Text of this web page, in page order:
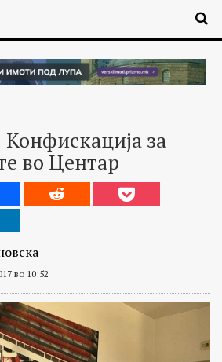
за
во Центар
во 10:52